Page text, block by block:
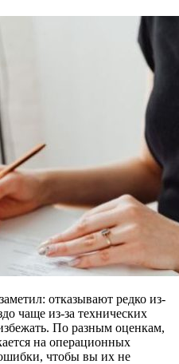
отказывают редко из-
чаще из-за технических
По разным оценкам,
на операционных
чтобы вы их не